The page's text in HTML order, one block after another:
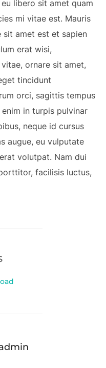
libero sit amet quam
mi vitae est. Mauris
sit amet est et sapien
erat wisi,
ornare sit amet,
tincidunt
orci, sagittis tempus
in turpis pulvinar
neque id cursus
augue, eu vulputate
volutpat. Nam dui
facilisis luctus,